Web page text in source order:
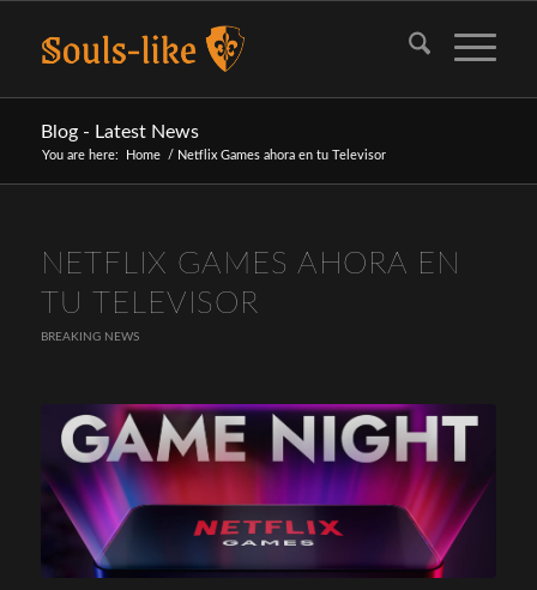
Blog - Latest News
You are here: Home / Netflix Games ahora en tu Televisor
NETFLIX GAMES AHORA EN
TU TELEVISOR
BREAKING NEWS